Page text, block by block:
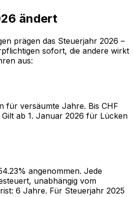
ändert
prägen das Steuerjahr 2026 –
sofort, die andere wirkt
aus:
für versäumte Jahre. Bis CHF
ab 1. Januar 2026 für Lücken
angenommen. Jede
unabhängig vom
6 Jahre. Für Steuerjahr 2025